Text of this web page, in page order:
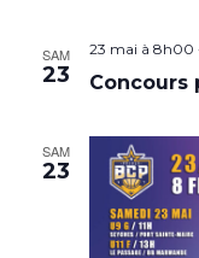
SAM
23
23 mai à 8h00
Concours
SAM
23